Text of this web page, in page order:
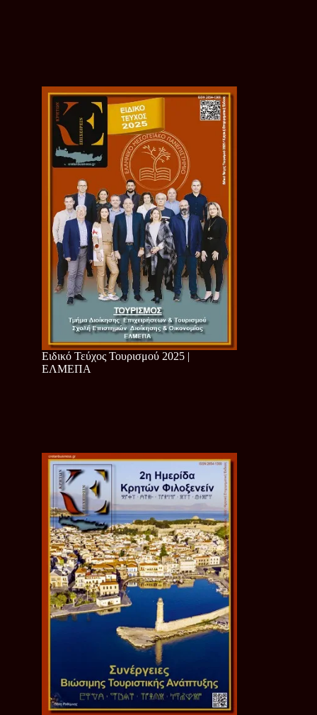
Ειδικό Τεύχος Τουρισμού 2025 |
ΕΛΜΕΠΑ